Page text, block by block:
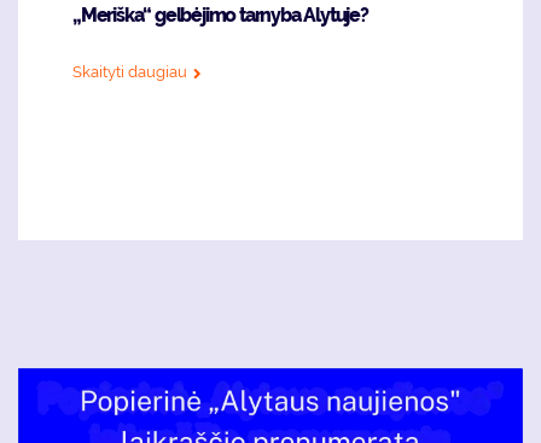
„Meriška“ gelbėjimo tarnyba Alytuje?
Skaityti daugiau